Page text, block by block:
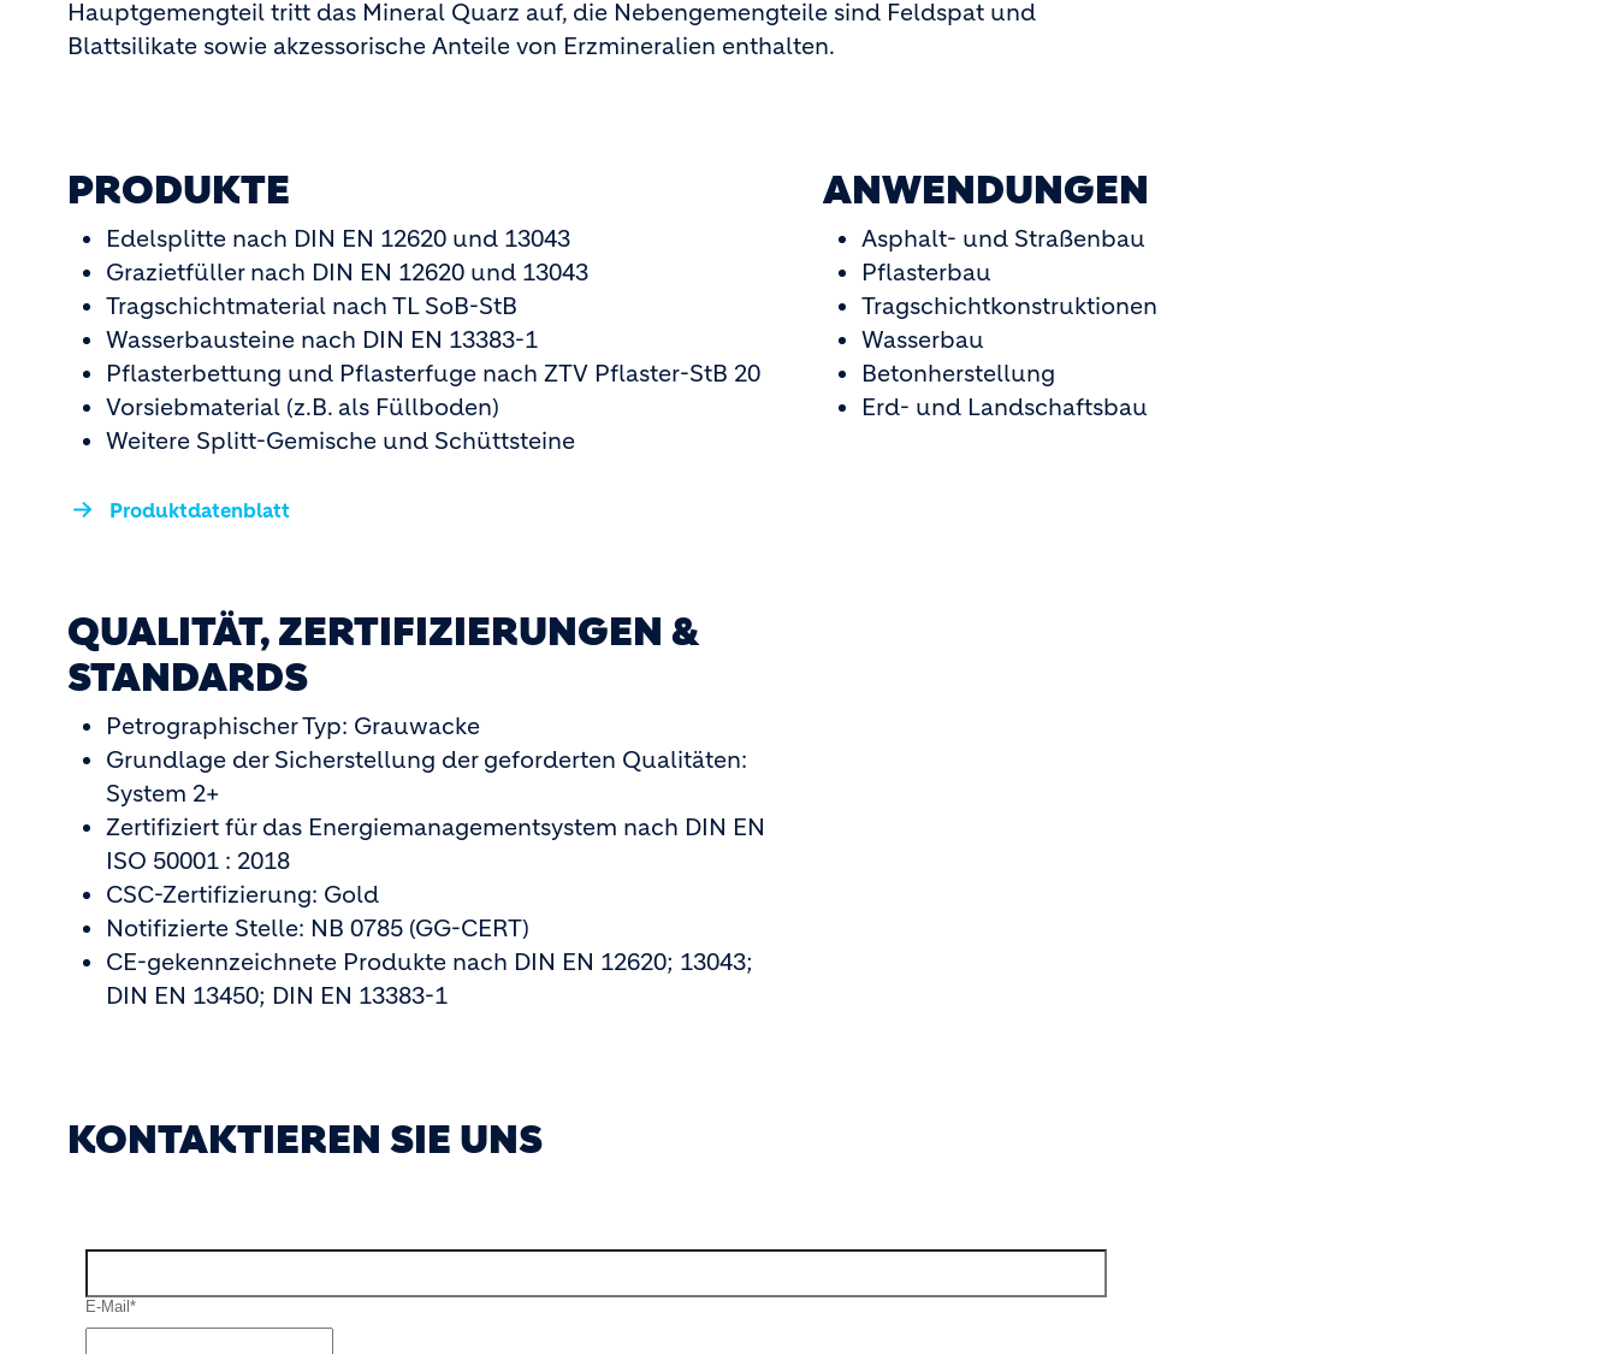
Hauptgemengteil tritt das Mineral Quarz auf, die Nebengemengteile sind Feldspat und
Blattsilikate sowie akzessorische Anteile von Erzmineralien enthalten.
PRODUKTE
Edelsplitte nach DIN EN 12620 und 13043
Grazietfüller nach DIN EN 12620 und 13043
Tragschichtmaterial nach TL SoB-StB
Wasserbausteine nach DIN EN 13383-1
Pflasterbettung und Pflasterfuge nach ZTV Pflaster-StB 20
Vorsiebmaterial (z.B. als Füllboden)
Weitere Splitt-Gemische und Schüttsteine
Produktdatenblatt
QUALITÄT, ZERTIFIZIERUNGEN &
STANDARDS
Petrographischer Typ: Grauwacke
Grundlage der Sicherstellung der geforderten Qualitäten:
System 2+
Zertifiziert für das Energiemanagementsystem nach DIN EN
ISO 50001 : 2018
CSC-Zertifizierung: Gold
Notifizierte Stelle: NB 0785 (GG-CERT)
CE-gekennzeichnete Produkte nach DIN EN 12620; 13043;
DIN EN 13450; DIN EN 13383-1
ANWENDUNGEN
Asphalt- und Straßenbau
Pflasterbau
Tragschichtkonstruktionen
Wasserbau
Betonherstellung
Erd- und Landschaftsbau
KONTAKTIEREN SIE UNS